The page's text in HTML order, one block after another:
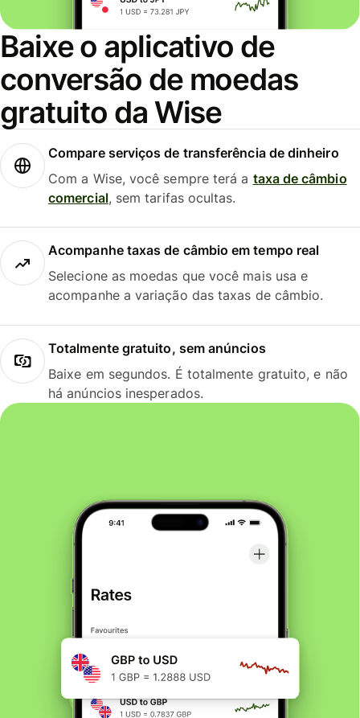
Baixe o aplicativo de
conversão de moedas
gratuito da Wise
Compare serviços de transferência de dinheiro
Com a Wise, você sempre terá a taxa de câmbio
comercial, sem tarifas ocultas.
Acompanhe taxas de câmbio em tempo real
Selecione as moedas que você mais usa e
acompanhe a variação das taxas de câmbio.
Totalmente gratuito, sem anúncios
Baixe em segundos. É totalmente gratuito, e não
há anúncios inesperados.